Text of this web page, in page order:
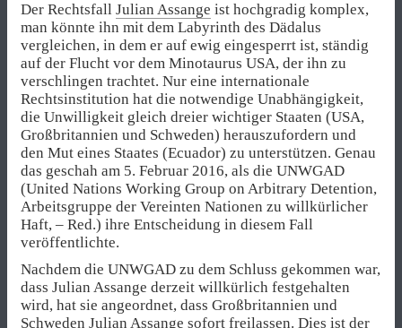
Der Rechtsfall Julian Assange ist hochgradig komplex,
man könnte ihn mit dem Labyrinth des Dädalus
vergleichen, in dem er auf ewig eingesperrt ist, ständig
auf der Flucht vor dem Minotaurus USA, der ihn zu
verschlingen trachtet. Nur eine internationale
Rechtsinstitution hat die notwendige Unabhängigkeit,
die Unwilligkeit gleich dreier wichtiger Staaten (USA,
Großbritannien und Schweden) herauszufordern und
den Mut eines Staates (Ecuador) zu unterstützen. Genau
das geschah am 5. Februar 2016, als die UNWGAD
(United Nations Working Group on Arbitrary Detention,
Arbeitsgruppe der Vereinten Nationen zu willkürlicher
Haft, – Red.) ihre Entscheidung in diesem Fall
veröffentlichte.
Nachdem die UNWGAD zu dem Schluss gekommen war,
dass Julian Assange derzeit willkürlich festgehalten
wird, hat sie angeordnet, dass Großbritannien und
Schweden Julian Assange sofort freilassen. Dies ist der